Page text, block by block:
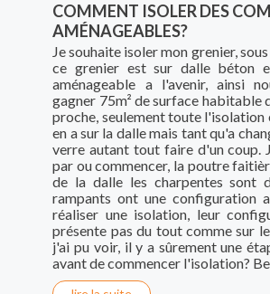
COMMENT ISOLER DES
AMÉNAGEABLES?
Je souhaite isoler mon grenier,
ce grenier est sur dalle béton
aménageable a l'avenir, ainsi
gagner 75m² de surface habitable
proche, seulement toute l'isolation
en a sur la dalle mais tant qu'a
verre autant tout faire d'un coup.
par ou commencer, la poutre
de la dalle les charpentes sont
rampants ont une configuration
réaliser une isolation, leur
présente pas du tout comme sur
j'ai pu voir, il y a sûrement une
avant de commencer l'isolation?